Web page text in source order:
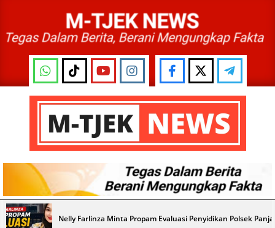
content
M-
TJEK
NEWS
Primary
Navigation
Nelly Farlinza Minta Propam Evaluasi Penyidikan Polsek